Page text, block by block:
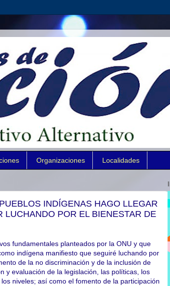
Organizaciones Localidades
INDÍGENAS HAGO LLEGAR
POR EL BIENESTAR DE
fundamentales planteados por la ONU y que
indígena manifiesto que seguiré luchando por
de la no discriminación y de la inclusión de
y evaluación de la legislación, las políticas, los
niveles; así como el fomento de la participación